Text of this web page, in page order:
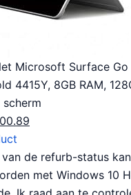
Microsoft Surface Go
4415Y, 8GB RAM,
i
d
i
de refurb-status
met Windows 10